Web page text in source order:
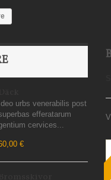
Ideo urbs venerabilis post
efferatarum
cervices...
€